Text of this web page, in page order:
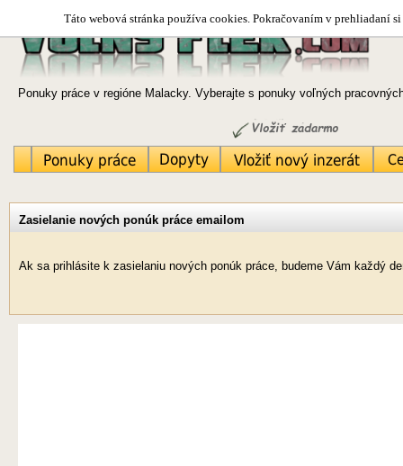
Táto webová stránka používa cookies. Pokračovaním v prehliadaní
Ponuky práce v regióne Malacky. Vyberajte s ponuky voľných
Zasielanie nových ponúk práce emailom
Ak sa prihlásite k zasielaniu nových ponúk práce, budeme Vám každý